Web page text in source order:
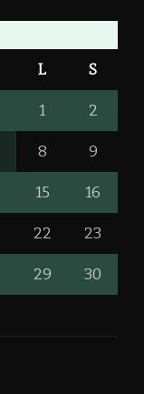
L S
1 2
8 9
15 16
22 23
29 30